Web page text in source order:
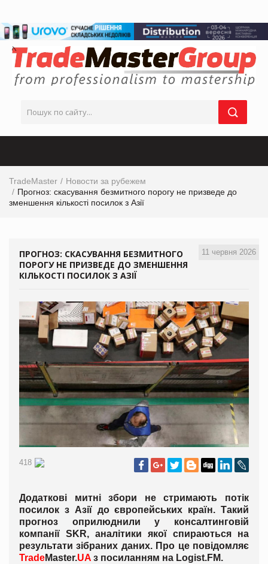
TradeMaster
Новости за рубежем
Прогноз: скасування безмитного порогу не призведе до
зменшення кількості посилок з Азії
11 червня 2026
ПРОГНОЗ: СКАСУВАННЯ БЕЗМИТНОГО
ПОРОГУ НЕ ПРИЗВЕДЕ ДО ЗМЕНШЕННЯ
КІЛЬКОСТІ ПОСИЛОК З АЗІЇ
418
Додаткові митні збори не стримають потік
посилок з Азії до європейських країн. Такий
прогноз оприлюднили у консалтинговій
компанії SKR, аналітики якої спираються на
результати зібраних даних. Про це повідомляє
TradeMaster.UA з посиланням на Logist.FM.